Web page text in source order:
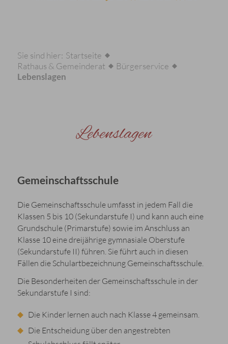
Sie sind hier: Startseite
Rathaus & Gemeinderat
Bürgerservice
Lebenslagen
Lebenslagen
Gemeinschaftsschule
Die Gemeinschaftsschule umfasst in jedem Fall die
Klassen 5 bis 10 (Sekundarstufe I) und kann auch eine
Grundschule (Primarstufe) sowie im Anschluss an
Klasse 10 eine dreijährige gymnasiale Oberstufe
(Sekundarstufe II) führen. Sie führt auch in diesen
Fällen die Schulartbezeichnung Gemeinschaftsschule.
Die Besonderheiten der Gemeinschaftsschule in der
Sekundarstufe I sind:
Die Kinder lernen auch nach Klasse 4 gemeinsam.
Die Entscheidung über den angestrebten